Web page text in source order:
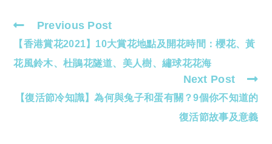
Read
more
articles
Previous Post
【香港賞花2021】10大賞花地點及開花時間：櫻花、黃
花風鈴木、杜鵑花隧道、美人樹、繡球花花海
Next Post
【復活節冷知識】為何與兔子和蛋有關？9個你不知道的
復活節故事及意義